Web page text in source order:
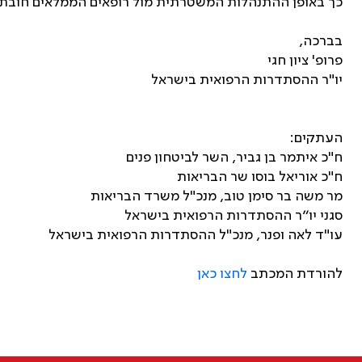
בברכה,
פרופ' ציון חגי
יו"ר ההסתדרות הרפואית בישראל
העתקים:
ח"כ איתמר בן גביר, השר לביטחון פנים
ח"כ אוריאל בוסו שר הבריאות
מר משה בר סימן טוב, מנכ"ל משרד הבריאות
סגני יו״ר ההסתדרות הרפואית בישראל
עו"ד לאה ופנר, מנכ"ל ההסתדרות הרפואית בישראל
להורדת המכתב לחצו כאן